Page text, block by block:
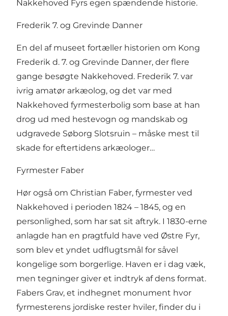
Nakkehoved Fyrs egen spændende historie.
Frederik 7. og Grevinde Danner
En del af museet fortæller historien om Kong
Frederik d. 7. og Grevinde Danner, der flere
gange besøgte Nakkehoved. Frederik 7. var
ivrig amatør arkæolog, og det var med
Nakkehoved fyrmesterbolig som base at han
drog ud med hestevogn og mandskab og
udgravede Søborg Slotsruin – måske mest til
skade for eftertidens arkæologer…
Fyrmester Faber
Hør også om Christian Faber, fyrmester ved
Nakkehoved i perioden 1824 – 1845, og en
personlighed, som har sat sit aftryk. I 1830-erne
anlagde han en pragtfuld have ved Østre Fyr,
som blev et yndet udflugtsmål for såvel
kongelige som borgerlige. Haven er i dag væk,
men tegninger giver et indtryk af dens format.
Fabers Grav, et indhegnet monument hvor
fyrmesterens jordiske rester hviler, finder du i